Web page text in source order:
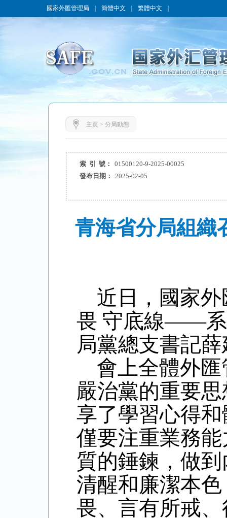
國家外匯管理局 簡體中文 繁體中文
主頁 > 分局動態
索 引 號：
01500120-9-2025-00025
發布日期：
2025-02-05
青海省分局組
近日，國家
畏 守底線——系
局黨總支書記
會上全體外
嚴治黨的重要
享了學習心得
僅要注重業務
質的錘鍊，做
清醒和廉潔本
畏、言有所戒